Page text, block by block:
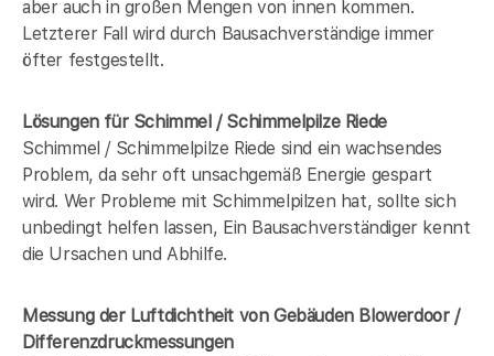
aber auch in großen Mengen von innen kommen.
Letzterer Fall wird durch Bausachverständige immer
öfter festgestellt.
Lösungen für Schimmel / Schimmelpilze Riede
Schimmel / Schimmelpilze Riede sind ein wachsendes
Problem, da sehr oft unsachgemäß Energie gespart
wird. Wer Probleme mit Schimmelpilzen hat, sollte sich
unbedingt helfen lassen, Ein Bausachverständiger kennt
die Ursachen und Abhilfe.
Messung der Luftdichtheit von Gebäuden Blowerdoor /
Differenzdruckmessungen